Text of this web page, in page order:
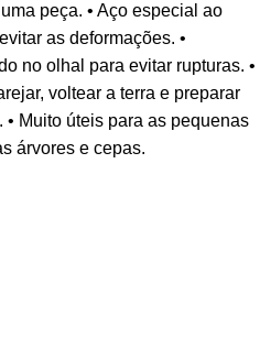
peça. • Aço especial ao
as deformações. •
no olhal para evitar rupturas. •
voltear a terra e preparar
Muito úteis para as pequenas
árvores e cepas.